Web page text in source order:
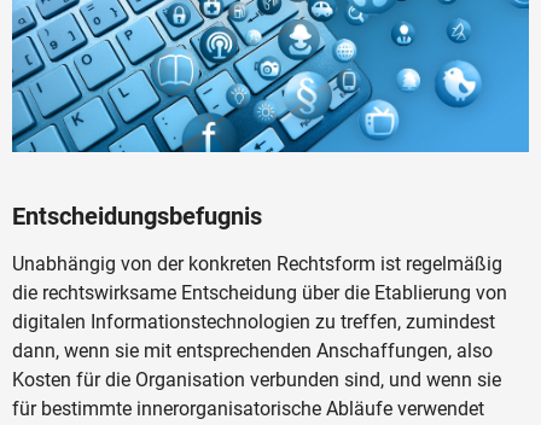
Entscheidungsbefugnis
Unabhängig von der konkreten Rechtsform ist regelmäßig
die rechtswirksame Entscheidung über die Etablierung von
digitalen Informationstechnologien zu treffen, zumindest
dann, wenn sie mit entsprechenden Anschaffungen, also
Kosten für die Organisation verbunden sind, und wenn sie
für bestimmte innerorganisatorische Abläufe verwendet